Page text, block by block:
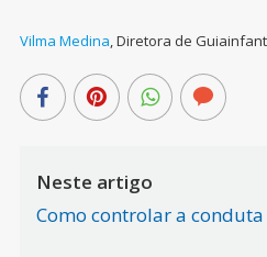
Vilma Medina,Diretora de
Neste artigo
Como controlar a